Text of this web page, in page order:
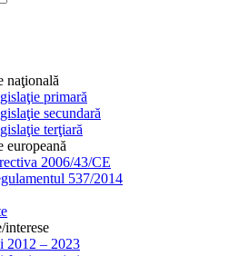
naţională
primară
secundară
terţiară
europeană
2006/43/CE
537/2014
interese
2012 – 2023